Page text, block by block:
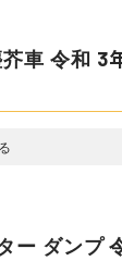
車 令和 3年